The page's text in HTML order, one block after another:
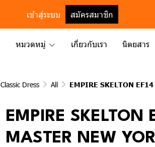
เข้าสู่ระบบ สมัครสมาชิก
หมวดหมู่ เกี่ยวกับเรา นิตยสาร
Classic Dress All EMPIRE SKELTON
EMPIRE SKELTON
MASTER NEW